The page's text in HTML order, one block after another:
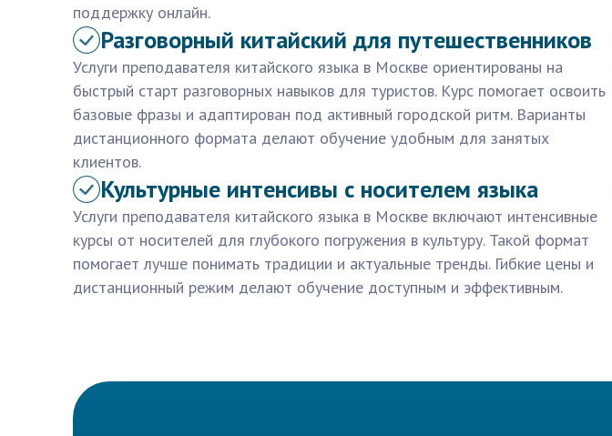
поддержку онлайн.
Разговорный китайский для путешественников
Услуги преподавателя китайского языка в Москве ориентированы на
быстрый старт разговорных навыков для туристов. Курс помогает освоить
базовые фразы и адаптирован под активный городской ритм. Варианты
дистанционного формата делают обучение удобным для занятых
клиентов.
Культурные интенсивы с носителем языка
Услуги преподавателя китайского языка в Москве включают интенсивные
курсы от носителей для глубокого погружения в культуру. Такой формат
помогает лучше понимать традиции и актуальные тренды. Гибкие цены и
дистанционный режим делают обучение доступным и эффективным.